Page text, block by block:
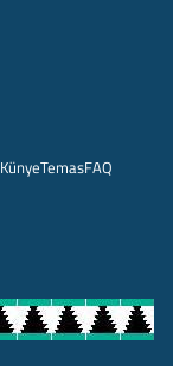
KünyeTemasFAQ